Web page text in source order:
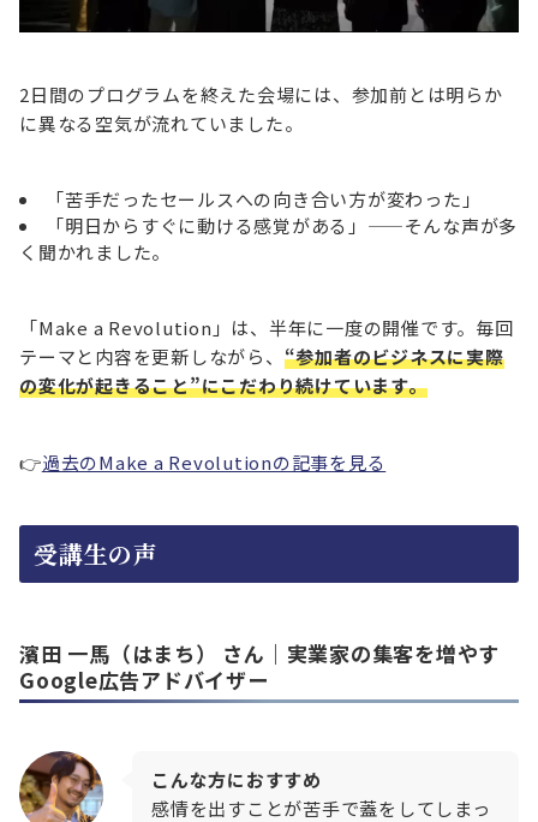
2日間のプログラムを終えた会場には、参加前とは明らか
に異なる空気が流れていました。
「苦手だったセールスへの向き合い方が変わった」
「明日からすぐに動ける感覚がある」——そんな声が多
く聞かれました。
「Make a Revolution」は、半年に一度の開催です。毎回
テーマと内容を更新しながら、 “参加者のビジネスに実際
の変化が起きること”にこだわり続けています。
👉過去のMake a Revolutionの記事を見る
受講生の声
濱田 一馬（はまち）
さん｜実業家の集客を増やす
Google広告アドバイザー
こんな方におすすめ
感情を出すことが苦手で蓋をしてしまっ